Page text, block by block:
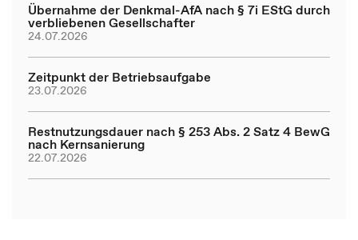
Übernahme der Denkmal-AfA nach § 7i EStG durch
verbliebenen Gesellschafter
24.07.2026
Zeitpunkt der Betriebsaufgabe
23.07.2026
Restnutzungsdauer nach § 253 Abs. 2 Satz 4 BewG
nach Kernsanierung
22.07.2026